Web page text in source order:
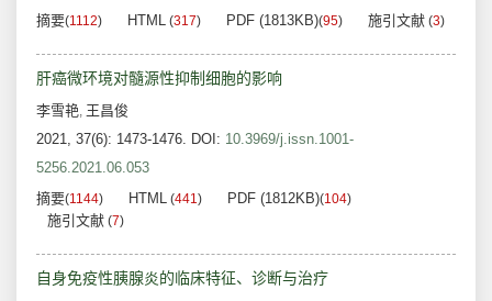
摘要(1112) HTML (317) PDF (1813KB)(95) 施引文献 (3)
肝癌微环境对髓源性抑制细胞的影响
李雪艳, 王昌俊
2021, 37(6): 1473-1476. DOI: 10.3969/j.issn.1001-
5256.2021.06.053
摘要(1144) HTML (441) PDF (1812KB)(104)
施引文献 (7)
自身免疫性胰腺炎的临床特征、诊断与治疗